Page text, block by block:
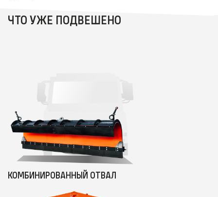
ЧТО УЖЕ ПОДВЕШЕНО
КОМБИНИРОВАННЫЙ ОТВАЛ